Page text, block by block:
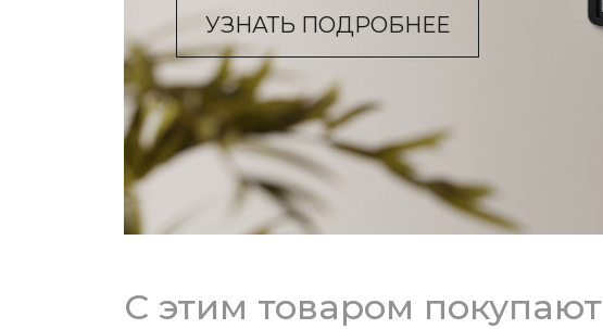
УЗНАТЬ ПОДРОБНЕЕ
С этим товаром покупают